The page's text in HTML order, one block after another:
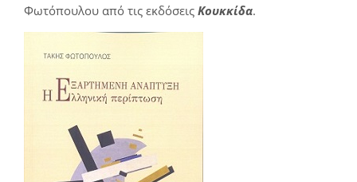
Φωτόπουλου από τις εκδόσεις Κουκκίδα.